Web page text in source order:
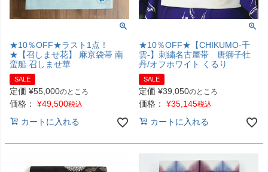
★10％OFF★ラスト1点！
★【召しませ花】 麻京袋帯 南
蛮船 召しませ華
SALE
定価 ¥55,000のところ
価格： ¥49,500税込
カートに入れる
★10％OFF★【CHIKUMO-千
雲-】刺繍名古屋帯 唐獅子牡
丹/オフホワイト くるり
SALE
定価 ¥39,050のところ
価格： ¥35,145税込
カートに入れる